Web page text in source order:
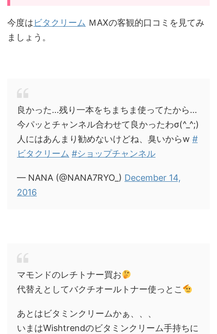
今度はビタクリーム ＭAXの客観的口コミを見てみ
ましょう。
良かった…残り一本をちまちま使ってたから…
今パッとチャンネル合わせて良かったわσ(^_^;)
人にはあんまり勧めないけどね、臭いからw #
ビタクリーム #ショップチャンネル
— NANA (@NANA7RYO_) December 14,
2016
マモンドのレチトナー買お
代替えとしてバクチオールトナー使っとこ
あとはビタミンクリームかぁ、、、
いまはWishtrendのビタミンクリーム手持ちに